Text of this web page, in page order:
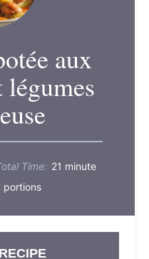
aux
légumes
Time: 21 minute
portions